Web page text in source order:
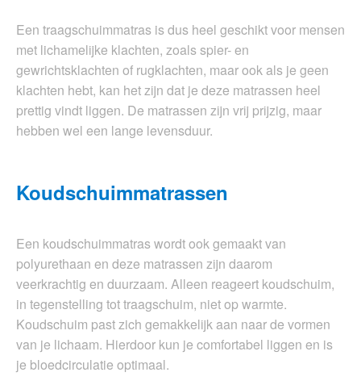
Een traagschuimmatras is dus heel geschikt voor mensen
met lichamelijke klachten, zoals spier- en
gewrichtsklachten of rugklachten, maar ook als je geen
klachten hebt, kan het zijn dat je deze matrassen heel
prettig vindt liggen. De matrassen zijn vrij prijzig, maar
hebben wel een lange levensduur.
Koudschuimmatrassen
Een koudschuimmatras wordt ook gemaakt van
polyurethaan en deze matrassen zijn daarom
veerkrachtig en duurzaam. Alleen reageert koudschuim,
in tegenstelling tot traagschuim, niet op warmte.
Koudschuim past zich gemakkelijk aan naar de vormen
van je lichaam. Hierdoor kun je comfortabel liggen en is
je bloedcirculatie optimaal.